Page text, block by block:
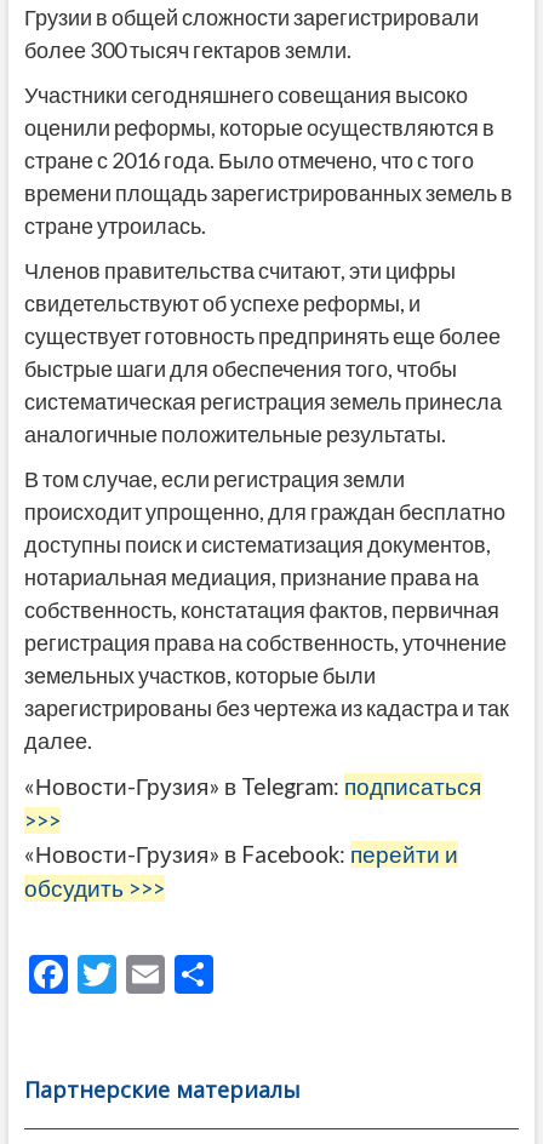
Грузии в общей сложности зарегистрировали
более 300 тысяч гектаров земли.
Участники сегодняшнего совещания высоко
оценили реформы, которые осуществляются в
стране с 2016 года. Было отмечено, что с того
времени площадь зарегистрированных земель в
стране утроилась.
Членов правительства считают, эти цифры
свидетельствуют об успехе реформы, и
существует готовность предпринять еще более
быстрые шаги для обеспечения того, чтобы
систематическая регистрация земель принесла
аналогичные положительные результаты.
В том случае, если регистрация земли
происходит упрощенно, для граждан бесплатно
доступны поиск и систематизация документов,
нотариальная медиация, признание права на
собственность, констатация фактов, первичная
регистрация права на собственность, уточнение
земельных участков, которые были
зарегистрированы без чертежа из кадастра и так
далее.
«Новости-Грузия» в Telegram: подписаться
>>>
«Новости-Грузия» в Facebook: перейти и
обсудить >>>
F
b
o
T
er
E
l
О
а
в
Партнерские материалы